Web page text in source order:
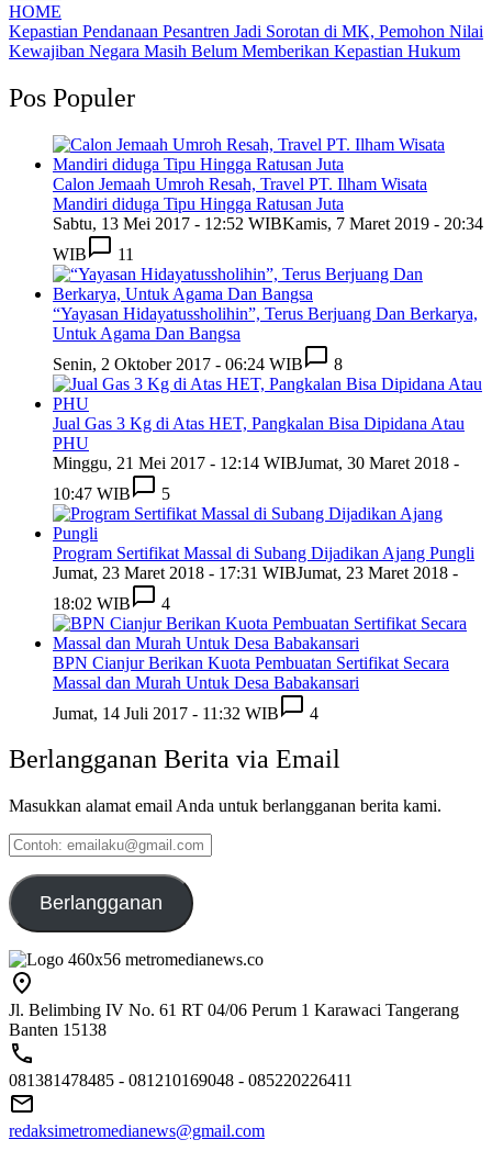
HOME
Kepastian Pendanaan Pesantren Jadi Sorotan di MK, Pemohon Nilai
Kewajiban Negara Masih Belum Memberikan Kepastian Hukum
Pos Populer
Calon Jemaah Umroh Resah, Travel PT. Ilham Wisata
Mandiri diduga Tipu Hingga Ratusan Juta
Sabtu, 13 Mei 2017 - 12:52 WIBKamis, 7 Maret 2019 - 20:34
WIB
11
“Yayasan Hidayatussholihin”, Terus Berjuang Dan Berkarya,
Untuk Agama Dan Bangsa
Senin, 2 Oktober 2017 - 06:24 WIB
8
Jual Gas 3 Kg di Atas HET, Pangkalan Bisa Dipidana Atau
PHU
Minggu, 21 Mei 2017 - 12:14 WIBJumat, 30 Maret 2018 -
10:47 WIB
5
Program Sertifikat Massal di Subang Dijadikan Ajang Pungli
Jumat, 23 Maret 2018 - 17:31 WIBJumat, 23 Maret 2018 -
18:02 WIB
4
BPN Cianjur Berikan Kuota Pembuatan Sertifikat Secara
Massal dan Murah Untuk Desa Babakansari
Jumat, 14 Juli 2017 - 11:32 WIB
4
Berlangganan Berita via Email
Masukkan alamat email Anda untuk berlangganan berita kami.
Contoh:
emailaku@gmail.com
Berlangganan
Jl. Belimbing IV No. 61 RT 04/06 Perum 1 Karawaci Tangerang
Banten 15138
081381478485 - 081210169048 - 085220226411
redaksimetromedianews@gmail.com